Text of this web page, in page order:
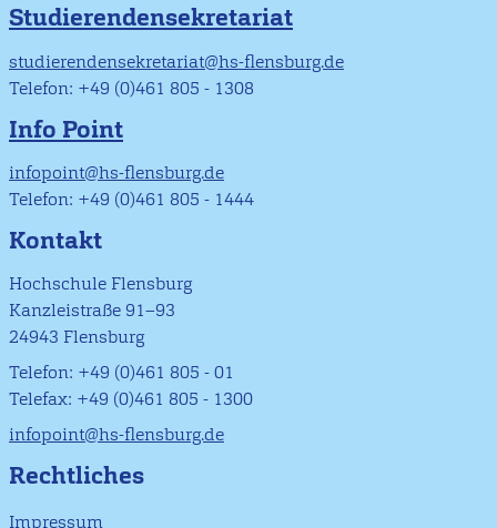
Studierendensekretariat
studierendensekretariat@hs-flensburg.de
Telefon: +49 (0)461 805 - 1308
Info Point
infopoint@hs-flensburg.de
Telefon: +49 (0)461 805 - 1444
Kontakt
Hochschule Flensburg
Kanzleistraße 91–93
24943 Flensburg
Telefon: +49 (0)461 805 - 01
Telefax: +49 (0)461 805 - 1300
infopoint@hs-flensburg.de
Rechtliches
Impressum